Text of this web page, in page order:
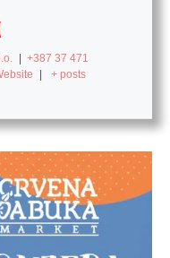
| +387 37 471
| + posts